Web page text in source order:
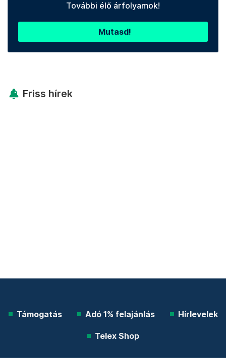
További élő árfolyamok!
Mutasd!
Friss hírek
Támogatás Adó 1% felajánlás Hírlevelek
Telex Shop